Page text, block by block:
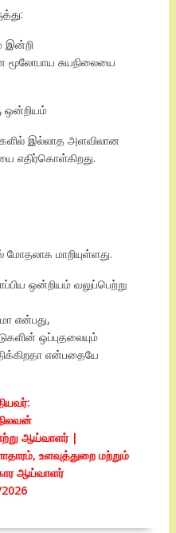
இன்றி
மூலோபாய சுயநிலையை
ஒன்றியம்
இல்லாத அளவிலான
எதிர்கொள்கிறது.
மாறியுள்ளது.
ஒன்றியம் வலுப்பெற்று
என்பது,
ஒப்புதலையும்
என்பதையே
ஆய்வாளர் |
உளவுத்துறை மற்றும்
ஆய்வாளர்